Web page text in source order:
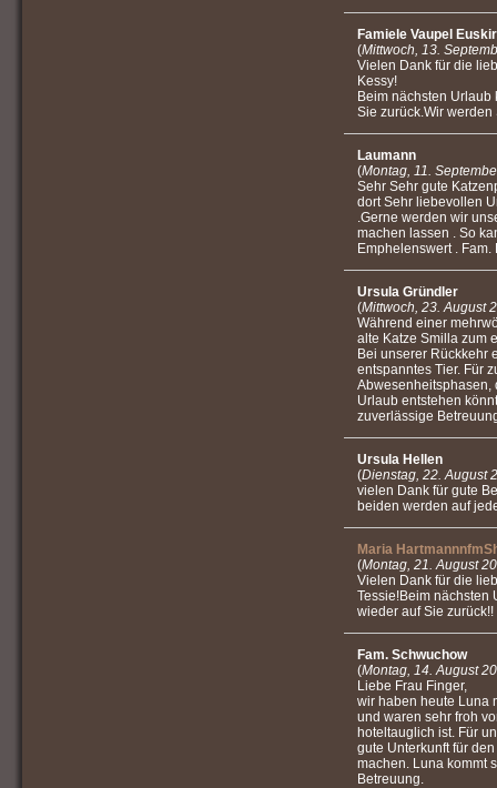
Famiele Vaupel
(Mittwoch, 13.
Vielen Dank für die
Kessy!
Beim nächsten
Sie zurück.Wir
Laumann
(Montag, 11.
Sehr Sehr gute
dort Sehr liebevollen
.Gerne werden wir
machen lassen . So
Emphelenswert . Fam.
Ursula Gründler
(Mittwoch, 23. August
Während einer
alte Katze Smilla zum
Bei unserer Rückkehr
entspanntes Tier. Für
Abwesenheitsphasen,
Urlaub entstehen
zuverlässige
Ursula Hellen
(Dienstag, 22. August
vielen Dank für gute
beiden werden auf
Maria
(Montag, 21. August
Vielen Dank für die
Tessie!Beim nächsten
wieder auf Sie zurück!!
Fam. Schwuchow
(Montag, 14. August
Liebe Frau Finger,
wir haben heute Luna
und waren sehr froh
hoteltauglich ist. Für
gute Unterkunft für
machen. Luna kommt
Betreuung.